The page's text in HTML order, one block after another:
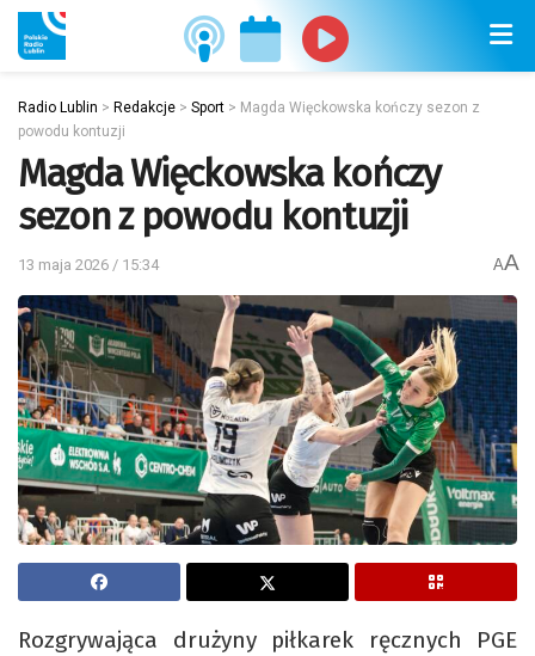
Radio Lublin > Redakcje > Sport > Magda Więckowska kończy sezon z
powodu kontuzji
Magda Więckowska kończy
sezon z powodu kontuzji
13 maja 2026 / 15:34 AA
Rozgrywająca drużyny piłkarek ręcznych PGE